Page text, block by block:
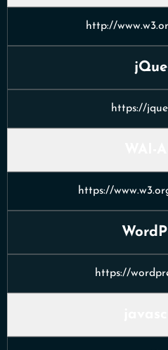
http://
https://
https://
https://